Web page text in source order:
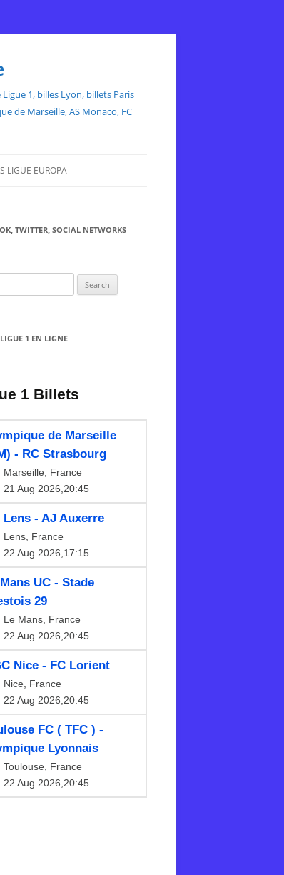
1, billes Lyon, billets Paris
de Marseille, AS Monaco, FC
LIGUE EUROPA
TWITTER, SOCIAL NETWORKS
1 EN LIGNE